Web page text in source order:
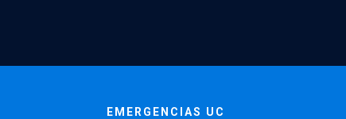
EMERGENCIAS UC